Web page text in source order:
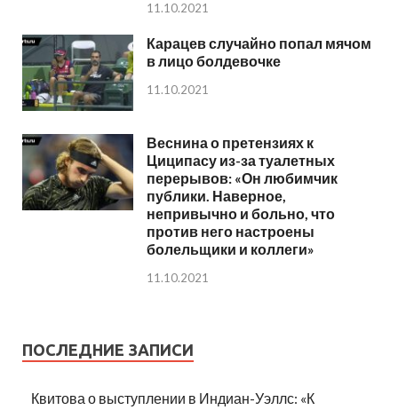
11.10.2021
Карацев случайно попал мячом
в лицо болдевочке
11.10.2021
Веснина о претензиях к
Циципасу из-за туалетных
перерывов: «Он любимчик
публики. Наверное,
непривычно и больно, что
против него настроены
болельщики и коллеги»
11.10.2021
ПОСЛЕДНИЕ ЗАПИСИ
Квитова о выступлении в Индиан-Уэллс: «К